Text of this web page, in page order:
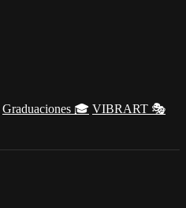
Graduaciones 🎓 VIBRART 🎭